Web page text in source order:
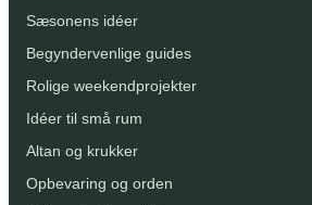
Sæsonens idéer
Begyndervenlige guides
Rolige weekendprojekter
Idéer til små rum
Altan og krukker
Opbevaring og orden